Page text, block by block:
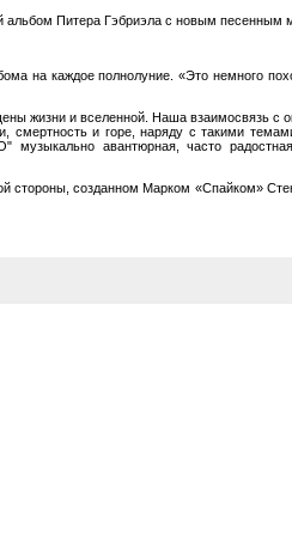
Питера Гэбриэла с новым песенным
на каждое полнолуние. «Это немного
жизни и вселенной. Наша взаимосвязь с
и горе, наряду с такими
музыкально авантюрная, часто
стороны, созданном Марком «Спайком»